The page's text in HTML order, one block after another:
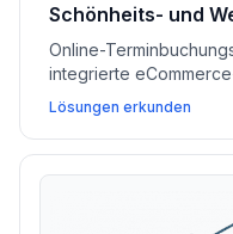
Schönheits- und
Online-
integrierte
Kundenbindung,
Servicemanagement
Schönheits- und
Lösungen erkunden